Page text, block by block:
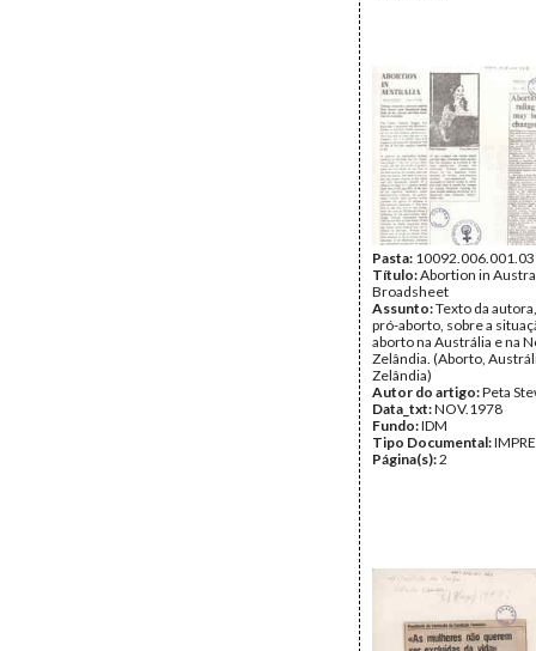
Pasta:
Título:Abortion in
Broadsheet
Assunto:Texto da
pró-aborto, sobre a
aborto na Austrália e na
Zelândia. (Aborto,
Zelândia)
Autor do artigo:Peta
Data_txt:NOV.1978
Fundo:IDM
Tipo Documental:
Página(s):2